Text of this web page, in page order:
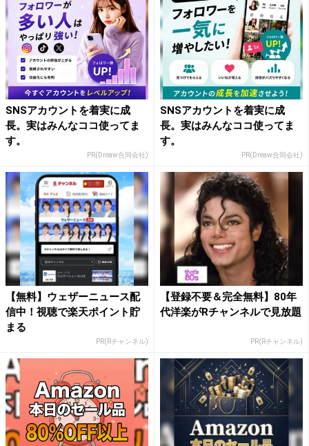
SNSアカウントを着実に成
長。実はみんなココ使ってま
す。
PR(Dreaw合同会社)
SNSアカウントを着実に成
長。実はみんなココ使ってま
す。
PR(Dreaw合同会社)
【無料】ウェザーニュース配
信中！視聴で楽天ポイント貯
まる
PR(Rチャンネル)
【登録不要＆完全無料】80年
代洋楽がRチャンネルで見放題
PR(Rチャンネル)